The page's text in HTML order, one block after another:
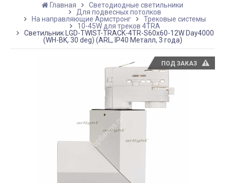
Главная
Светодиодные светильники
Для подвесных потолков
На направляющие Армстронг
Трековые системы
10-45W для треков 4TRA
Светильник LGD-TWIST-TRACK-4TR-S60x60-12W Day4000
(WH-BK, 30 deg) (ARL, IP40 Металл, 3 года)
ПОД ЗАКАЗ